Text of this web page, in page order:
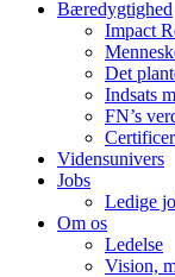
Bæredygtighed
Impact
Det
Indsats
FN’s
Vidensunivers
Jobs
Ledige
Om os
Ledelse
Vision,